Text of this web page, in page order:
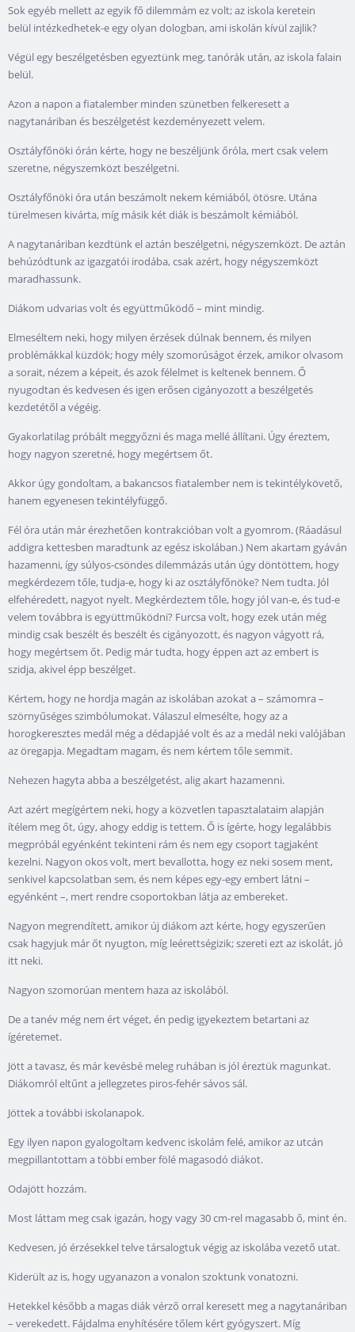
Sok egyéb mellett az egyik fő dilemmám ez volt; az iskola keretein
belül intézkedhetek-e egy olyan dologban, ami iskolán kívül zajlik?
Végül egy beszélgetésben egyeztünk meg, tanórák után, az iskola falain
belül.
Azon a napon a fiatalember minden szünetben felkeresett a
nagytanáriban és beszélgetést kezdeményezett velem.
Osztályfőnöki órán kérte, hogy ne beszéljünk őróla, mert csak velem
szeretne, négyszemközt beszélgetni.
Osztályfőnöki óra után beszámolt nekem kémiából, ötösre. Utána
türelmesen kivárta, míg másik két diák is beszámolt kémiából.
A nagytanáriban kezdtünk el aztán beszélgetni, négyszemközt. De aztán
behúzódtunk az igazgatói irodába, csak azért, hogy négyszemközt
maradhassunk.
Diákom udvarias volt és együttműködő – mint mindig.
Elmeséltem neki, hogy milyen érzések dúlnak bennem, és milyen
problémákkal küzdök; hogy mély szomorúságot érzek, amikor olvasom
a sorait, nézem a képeit, és azok félelmet is keltenek bennem. Ő
nyugodtan és kedvesen és igen erősen cigányozott a beszélgetés
kezdetétől a végéig.
Gyakorlatilag próbált meggyőzni és maga mellé állítani. Úgy éreztem,
hogy nagyon szeretné, hogy megértsem őt.
Akkor úgy gondoltam, a bakancsos fiatalember nem is tekintélykövető,
hanem egyenesen tekintélyfüggő.
Fél óra után már érezhetően kontrakcióban volt a gyomrom. (Ráadásul
addigra kettesben maradtunk az egész iskolában.) Nem akartam gyáván
hazamenni, így súlyos-csöndes dilemmázás után úgy döntöttem, hogy
megkérdezem tőle, tudja-e, hogy ki az osztályfőnöke? Nem tudta. Jól
elfehéredett, nagyot nyelt. Megkérdeztem tőle, hogy jól van-e, és tud-e
velem továbbra is együttműködni? Furcsa volt, hogy ezek után még
mindig csak beszélt és beszélt és cigányozott, és nagyon vágyott rá,
hogy megértsem őt. Pedig már tudta, hogy éppen azt az embert is
szidja, akivel épp beszélget.
Kértem, hogy ne hordja magán az iskolában azokat a – számomra –
szörnyűséges szimbólumokat. Válaszul elmesélte, hogy az a
horogkeresztes medál még a dédapjáé volt és az a medál neki valójában
az öregapja. Megadtam magam, és nem kértem tőle semmit.
Nehezen hagyta abba a beszélgetést, alig akart hazamenni.
Azt azért megígértem neki, hogy a közvetlen tapasztalataim alapján
ítélem meg őt, úgy, ahogy eddig is tettem. Ő is ígérte, hogy legalábbis
megpróbál egyénként tekinteni rám és nem egy csoport tagjaként
kezelni. Nagyon okos volt, mert bevallotta, hogy ez neki sosem ment,
senkivel kapcsolatban sem, és nem képes egy-egy embert látni –
egyénként –, mert rendre csoportokban látja az embereket.
Nagyon megrendített, amikor új diákom azt kérte, hogy egyszerűen
csak hagyjuk már őt nyugton, míg leérettségizik; szereti ezt az iskolát, jó
itt neki.
Nagyon szomorúan mentem haza az iskolából.
De a tanév még nem ért véget, én pedig igyekeztem betartani az
ígéretemet.
Jött a tavasz, és már kevésbé meleg ruhában is jól éreztük magunkat.
Diákomról eltűnt a jellegzetes piros-fehér sávos sál.
Jöttek a további iskolanapok.
Egy ilyen napon gyalogoltam kedvenc iskolám felé, amikor az utcán
megpillantottam a többi ember fölé magasodó diákot.
Odajött hozzám.
Most láttam meg csak igazán, hogy vagy 30 cm-rel magasabb ő, mint én.
Kedvesen, jó érzésekkel telve társalogtuk végig az iskolába vezető utat.
Kiderült az is, hogy ugyanazon a vonalon szoktunk vonatozni.
Hetekkel később a magas diák vérző orral keresett meg a nagytanáriban
– verekedett. Fájdalma enyhítésére tőlem kért gyógyszert. Míg